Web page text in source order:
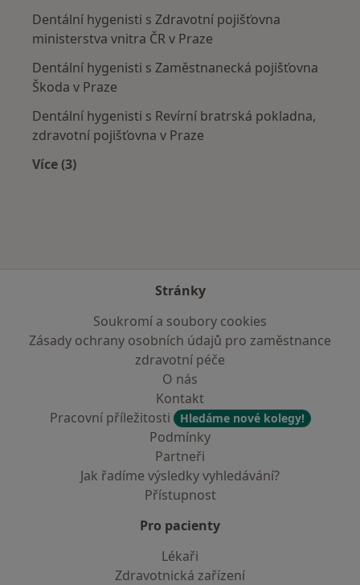
Dentální hygenisti s Zdravotní pojišťovna
ministerstva vnitra ČR v Praze
Dentální hygenisti s Zaměstnanecká pojišťovna
Škoda v Praze
Dentální hygenisti s Revírní bratrská pokladna,
zdravotní pojišťovna v Praze
Více (3)
Stránky
Soukromí a soubory cookies
Zásady ochrany osobních údajů pro zaměstnance
zdravotní péče
O nás
Kontakt
Pracovní příležitosti
Hledáme nové kolegy!
Podmínky
Partneři
Jak řadíme výsledky vyhledávání?
Přístupnost
Pro pacienty
Lékaři
Zdravotnická zařízení